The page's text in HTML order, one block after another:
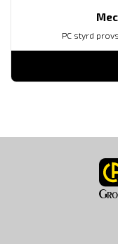
PC styrd